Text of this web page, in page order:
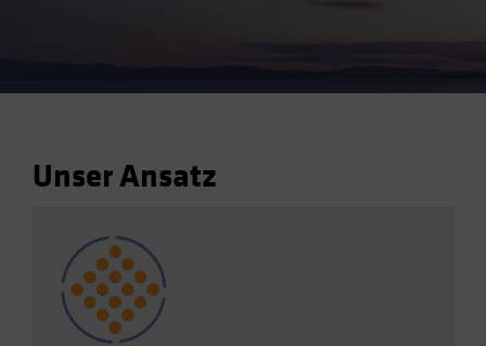
Latin America
New Zealand
Other Asia-Pacific
Poland
Portugal
Unser Ansatz